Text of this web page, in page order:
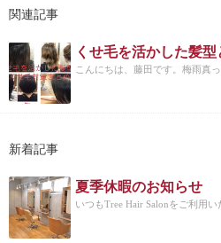
関連記事
こんにちは、藤田です。梅雨真
新着記事
夏季休暇のお知らせ
いつもTree Hair Salonをご利用